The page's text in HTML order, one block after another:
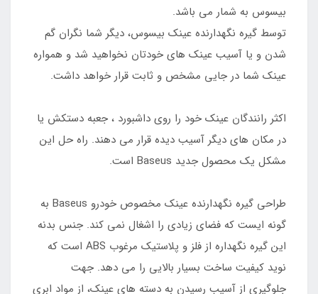
بیسوس به شمار می باشد.
توسط گیره نگهدارنده عینک بیسوس، دیگر شما نگران گم
شدن و یا آسیب عینک های خودتان نخواهید شد و همواره
عینک شما در جایی مشخص و ثابت قرار خواهد داشت.
اکثر رانندگان عینک خود را روی داشبورد ، جعبه دستکش یا
در مکان های دیگر آسیب دیده قرار می دهند. راه حل این
مشکل یک محصول جدید Baseus است.
طراحی گیره نگهدارنده عینک مخصوص خودرو Baseus به
گونه ایست که فضای زیادی را اشغال نمی کند. جنس بدنه
این گیره نگهداره از فلز و پلاستیک مرغوب ABS است که
نوید کیفیت ساخت بسیار بالایی را می دهد. جهت
جلوگیری از آسیب رسیدن به دسته های عینک، از مواد ابری